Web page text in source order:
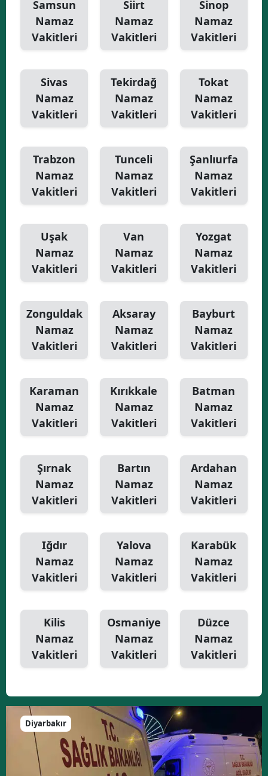
Samsun
Namaz
Vakitleri
Siirt
Namaz
Vakitleri
Sinop
Namaz
Vakitleri
Sivas
Namaz
Vakitleri
Tekirdağ
Namaz
Vakitleri
Tokat
Namaz
Vakitleri
Trabzon
Namaz
Vakitleri
Tunceli
Namaz
Vakitleri
Şanlıurfa
Namaz
Vakitleri
Uşak
Namaz
Vakitleri
Van
Namaz
Vakitleri
Yozgat
Namaz
Vakitleri
Zonguldak
Namaz
Vakitleri
Aksaray
Namaz
Vakitleri
Bayburt
Namaz
Vakitleri
Karaman
Namaz
Vakitleri
Kırıkkale
Namaz
Vakitleri
Batman
Namaz
Vakitleri
Şırnak
Namaz
Vakitleri
Bartın
Namaz
Vakitleri
Ardahan
Namaz
Vakitleri
Iğdır
Namaz
Vakitleri
Yalova
Namaz
Vakitleri
Karabük
Namaz
Vakitleri
Kilis
Namaz
Vakitleri
Osmaniye
Namaz
Vakitleri
Düzce
Namaz
Vakitleri
Diyarbakır